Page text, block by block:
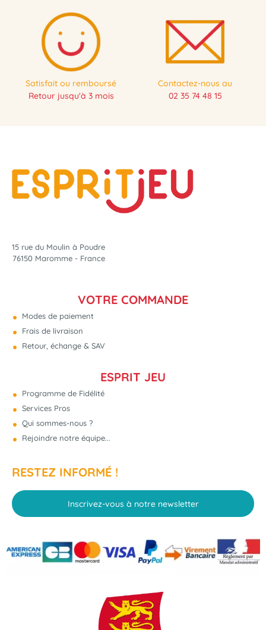
Satisfait ou remboursé
Retour jusqu'à 3 mois
Contactez-nous au
02 35 74 48 15
15 rue du Moulin à Poudre
76150 Maromme - France
VOTRE COMMANDE
Modes de paiement
Frais de livraison
Retour, échange & SAV
ESPRIT JEU
Programme de Fidélité
Services Pros
Qui sommes-nous ?
Rejoindre notre équipe...
RESTEZ INFORMÉ !
Inscrivez-vous à notre newsletter